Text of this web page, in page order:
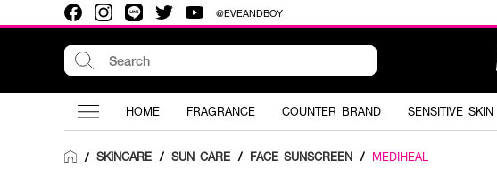
@EVEANDBOY
HOME FRAGRANCE COUNTER BRAND SENSITIVE SKIN
/ SKINCARE / SUN CARE / FACE SUNSCREEN / MEDIHEAL